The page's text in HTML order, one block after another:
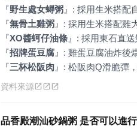
『野生處女蟳粥 』
『無骨土雞粥 』
『XO醬蚵仔油條 』
『招牌蛋豆腐 』
『三杯松阪肉 』 : 松阪肉Q滑脆彈
資料來源
品香殿潮汕砂鍋粥 是否可以進